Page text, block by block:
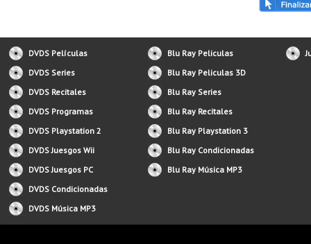
DVDS Películas
DVDS Series
DVDS Recitales
DVDS Programas
DVDS Playstation 2
DVDS Juesgos Wii
DVDS Juesgos PC
DVDS Condicionadas
DVDS Música MP3
Blu Ray Peliculas
Blu Ray Peliculas 3D
Blu Ray Series
Blu Ray Recitales
Blu Ray Playstation 3
Blu Ray Condicionadas
Blu Ray Música MP3